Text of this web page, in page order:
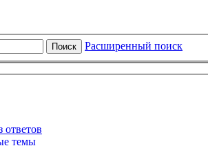
Поиск Расширенный поиск
ответов
темы